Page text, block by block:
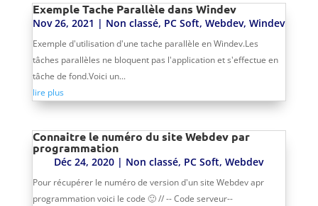
Exemple Tache Parallèle dans Windev
Nov 26, 2021 | Non classé, PC Soft,Webdev,Windev
Exemple d'utilisation d'une tache parallèle en Windev.Les
tâches parallèles ne bloquent pas l'application et s'effectue en
tâche de fond.Voici un...
lire plus
Connaitre le numéro du site Webdev par
programmation
Déc 24, 2020 | Non classé, PC Soft,Webdev
Pour récupérer le numéro de version d'un site Webdev apr
programmation voici le code 🙂 // -- Code serveur--